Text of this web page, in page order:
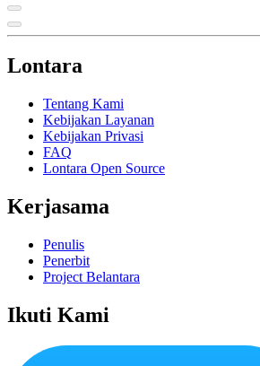
Lontara
Tentang Kami
Kebijakan Layanan
Kebijakan Privasi
FAQ
Lontara Open Source
Kerjasama
Penulis
Penerbit
Project Belantara
Ikuti Kami